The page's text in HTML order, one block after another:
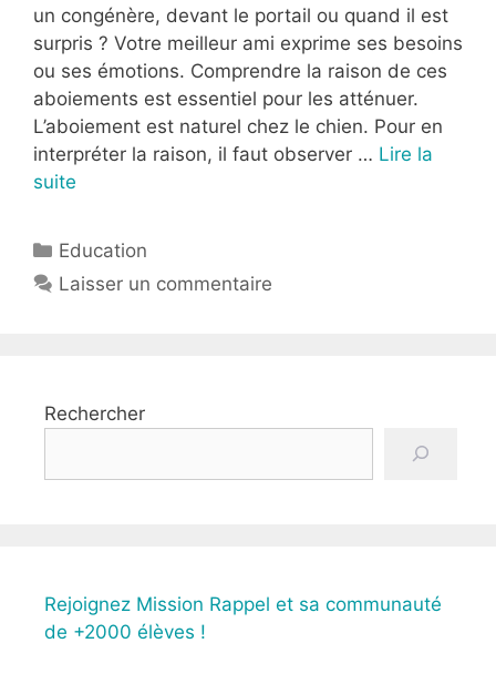
un congénère, devant le portail ou quand il est
surpris ? Votre meilleur ami exprime ses besoins
ou ses émotions. Comprendre la raison de ces
aboiements est essentiel pour les atténuer.
L’aboiement est naturel chez le chien. Pour en
interpréter la raison, il faut observer … Lire la
suite
Education
Laisser un commentaire
Rechercher
Rejoignez Mission Rappel et sa communauté
de +2000 élèves !